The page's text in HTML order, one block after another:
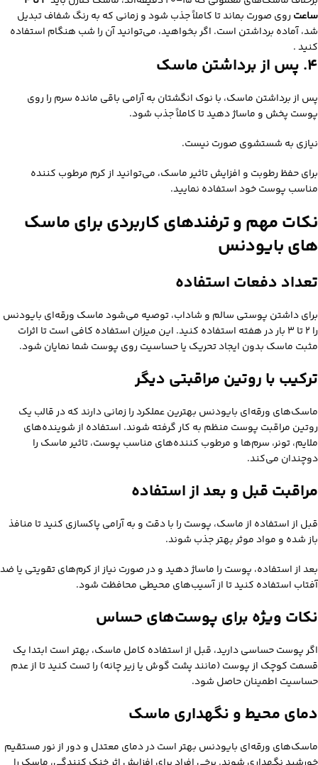
ساعت روی صورت بماند تا کاملاً جذب شود و زمانی که به رنگ شفاف تبدیل
شد، آماده برداشتن است. اگر بخواهید، می‌توانید آن را شب‌ هنگام استفاده
کنید .
۴. پس از برداشتن ماسک
پس از برداشتن ماسک، با نوک انگشتان به آرامی باقی‌ مانده سرم را روی
پوست پخش و ماساژ دهید تا کاملاً جذب شود.
نیازی به شستشوی صورت نیست.
برای حفظ رطوبت و افزایش تاثیر ماسک، می‌توانید از کرم مرطوب‌ کننده
مناسب پوست خود استفاده نمایید.
نکات مهم و ترفندهای کاربردی برای ماسک
های بایودنس
تعداد دفعات استفاده
برای داشتن پوستی سالم و شاداب، توصیه می‌شود ماسک ورقه‌ای بایودنس
را ۲ تا ۳ بار در هفته استفاده کنید. این میزان استفاده کافی است تا اثرات
مثبت ماسک بدون ایجاد تحریک یا حساسیت روی پوست شما نمایان شود.
ترکیب با روتین مراقبتی دیگر
ماسک‌های ورقه‌ای بایودنس بهترین عملکرد را زمانی دارند که در قالب یک
روتین مراقبت پوست منظم به کار گرفته شوند. استفاده از شوینده‌های
ملایم، تونر، سرم‌ها و مرطوب‌ کننده‌های مناسب پوست، تاثیر ماسک را
دوچندان می‌کند.
مراقبت قبل و بعد از استفاده
قبل از استفاده از ماسک، پوست را با دقت و به آرامی پاکسازی کنید تا منافذ
باز شده و مواد موثر بهتر جذب شوند.
بعد از استفاده، پوست را ماساژ دهید و در صورت نیاز از کرم‌های تقویتی یا ضد
آفتاب استفاده کنید تا از آسیب‌های محیطی محافظت شود.
نکات ویژه برای پوست‌های حساس
اگر پوست حساسی دارید، قبل از استفاده کامل ماسک، بهتر است ابتدا یک
قسمت کوچک از پوست (مانند پشت گوش یا زیر چانه) را تست کنید تا از عدم
حساسیت اطمینان حاصل شود.
دمای محیط و نگهداری ماسک
ماسک‌های ورقه‌ای بایودنس بهتر است در دمای معتدل و دور از نور مستقیم